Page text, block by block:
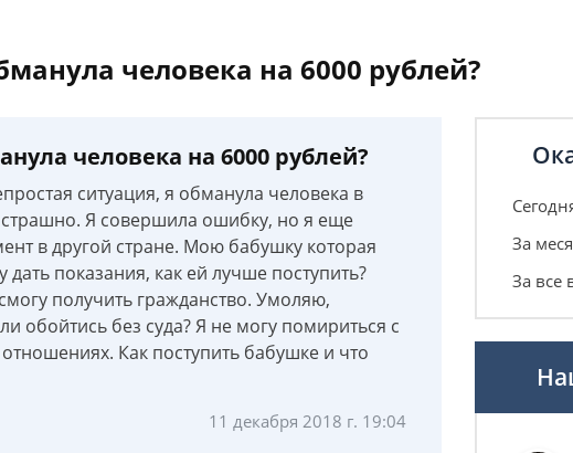
человека на 6000 рублей?
человека на 6000 рублей?
ситуация, я обманула человека в
Я совершила ошибку, но я еще
в другой стране. Мою бабушку которая
показания, как ей лучше поступить?
получить гражданство. Умоляю,
обойтись без суда? Я не могу помириться с
Как поступить бабушке и что
11 декабря 2018 г. 19:04
За
За все